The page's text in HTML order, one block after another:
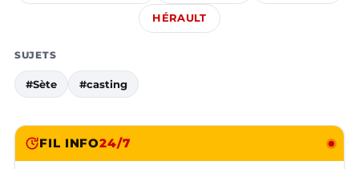
HÉRAULT
SUJETS
#Sète #casting
FIL INFO24/7